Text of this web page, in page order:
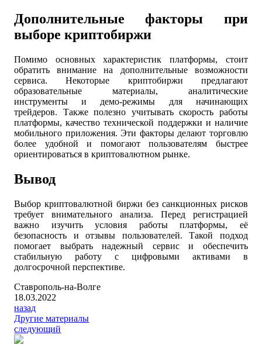
Дополнительные факторы при
выборе криптобиржи
Помимо основных характеристик платформы, стоит
обратить внимание на дополнительные возможности
сервиса. Некоторые криптобиржи предлагают
образовательные материалы, аналитические
инструменты и демо-режимы для начинающих
трейдеров. Также полезно учитывать скорость работы
платформы, качество технической поддержки и наличие
мобильного приложения. Эти факторы делают торговлю
более удобной и помогают пользователям быстрее
ориентироваться в криптовалютном рынке.
Вывод
Выбор криптовалютной биржи без санкционных рисков
требует внимательного анализа. Перед регистрацией
важно изучить условия работы платформы, её
безопасность и отзывы пользователей. Такой подход
помогает выбрать надежный сервис и обеспечить
стабильную работу с цифровыми активами в
долгосрочной перспективе.
Ставрополь-на-Волге
18.03.2022
назад
Другие материалы
следующий